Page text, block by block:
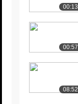
00:13
00:57
08:52